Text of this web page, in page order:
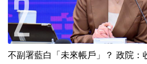
不副署藍白「未來帳戶」？ 政院：